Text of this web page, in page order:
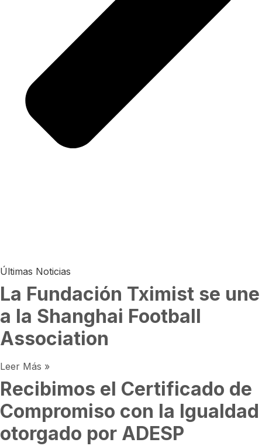
Últimas Noticias
La Fundación Tximist se une
a la Shanghai Football
Association
Leer Más »
Recibimos el Certificado de
Compromiso con la Igualdad
otorgado por ADESP